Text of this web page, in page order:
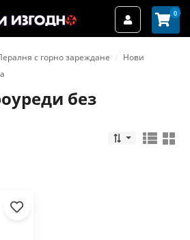
Вход / 0
с горно зареждане
Нови
без